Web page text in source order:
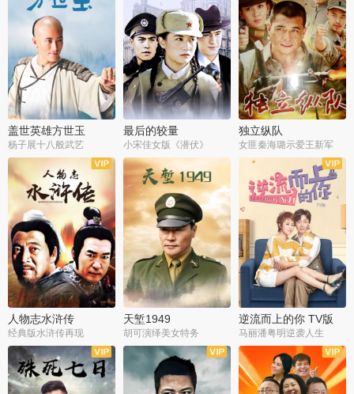
盖世英雄方世玉
杨子展十八般武艺
最后的较量
小宋佳女版《潜伏》
独立纵队
女匪秦海璐示爱王新军
全40集
人物志水浒传
经典版水浒传再现
全30集
天堑1949
胡可演绎美女特务
全43集
逆流而上的你 TV版
马丽潘粤明逆袭人生
全34集
全21集 全35集